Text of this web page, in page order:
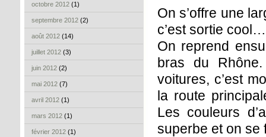
octobre 2012 (1)
septembre 2012 (2)
août 2012 (14)
juillet 2012 (3)
juin 2012 (2)
mai 2012 (7)
avril 2012 (1)
mars 2012 (1)
février 2012 (1)
On s’offre une
c’est sortie cool…
On reprend
bras du
voitures, c’est
la route
Les couleurs
superbe et on se